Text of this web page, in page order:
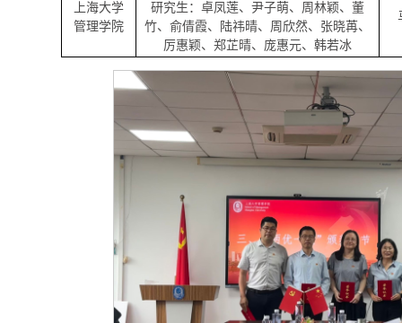
上海大学
管理学院
研究生 ：卓凤莲、尹子萌、周林颖、董
竹、俞倩霞、陆祎晴、周欣然、张晓苒、
厉惠颖、郑芷晴、庞惠元、韩若冰